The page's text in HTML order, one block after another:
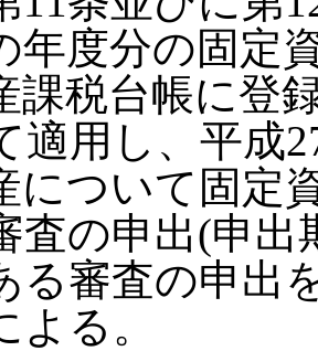
年度分の固定
課税台帳に登
適用し、平成
について固定
査の申出(申出
る審査の申出
る。